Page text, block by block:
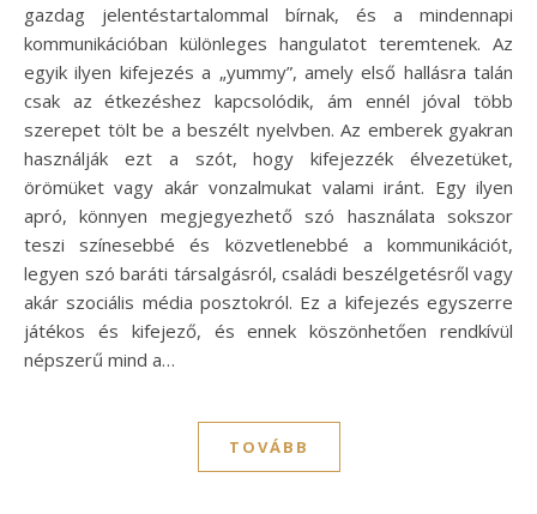
gazdag jelentéstartalommal bírnak, és a mindennapi
kommunikációban különleges hangulatot teremtenek. Az
egyik ilyen kifejezés a „yummy”, amely első hallásra talán
csak az étkezéshez kapcsolódik, ám ennél jóval több
szerepet tölt be a beszélt nyelvben. Az emberek gyakran
használják ezt a szót, hogy kifejezzék élvezetüket,
örömüket vagy akár vonzalmukat valami iránt. Egy ilyen
apró, könnyen megjegyezhető szó használata sokszor
teszi színesebbé és közvetlenebbé a kommunikációt,
legyen szó baráti társalgásról, családi beszélgetésről vagy
akár szociális média posztokról. Ez a kifejezés egyszerre
játékos és kifejező, és ennek köszönhetően rendkívül
népszerű mind a…
TOVÁBB